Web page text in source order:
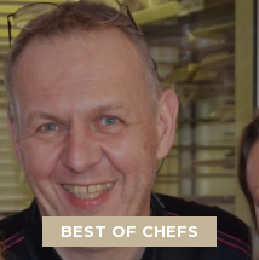
BEST OF CHEFS